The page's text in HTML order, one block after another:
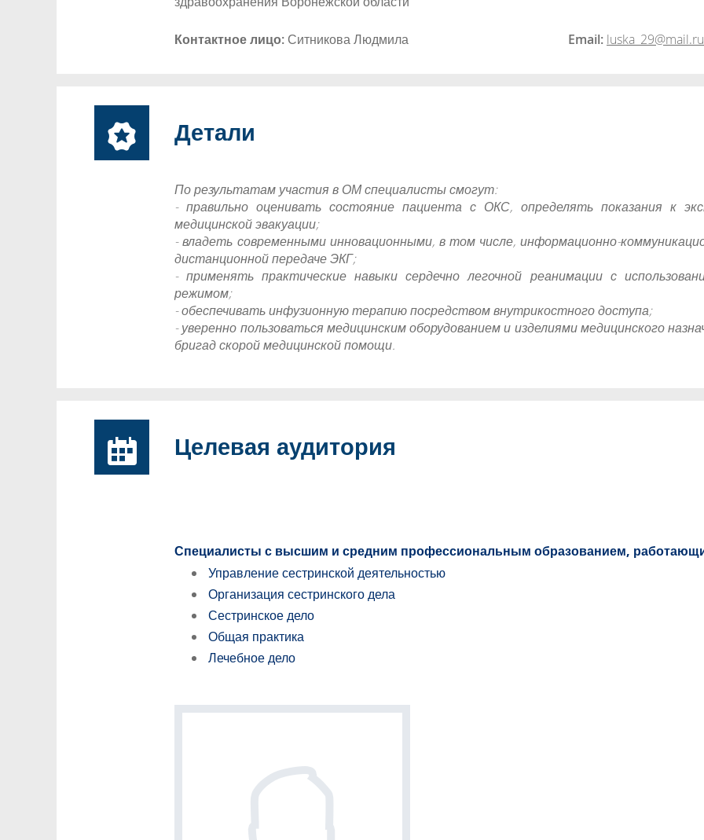
Контактное лицо: Ситникова Людмила Email: luska_29@mail.ru
Детали
По результатам участия в ОМ специалисты смогут:
- правильно оценивать состояние пациента с ОКС, определять показания к
медицинской эвакуации;
- владеть современными инновационными, в том числе, информационно-
дистанционной передаче ЭКГ;
- применять практические навыки сердечно легочной реанимации с
режимом;
- обеспечивать инфузионную терапию посредством внутрикостного доступа;
- уверенно пользоваться медицинским оборудованием и изделиями медицинского
бригад скорой медицинской помощи.
Целевая аудитория
Специалисты с высшим и средним профессиональным образованием,
Управление сестринской деятельностью
Организация сестринского дела
Сестринское дело
Общая практика
Лечебное дело